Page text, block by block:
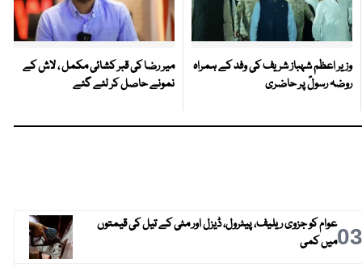
وزیر اعظم شہباز شریف کی وفد کے ہمراہ
روضہ رسولؐ پر حاضری
میر رضا کی قبر کشائی مکمل ، لاش کے
نمونے حاصل کر لئے گئے
03عوام کو جزوی ریلیف، پیٹرول، ڈیزل اور مٹی کے تیل کی قیمتوں
میں کمی